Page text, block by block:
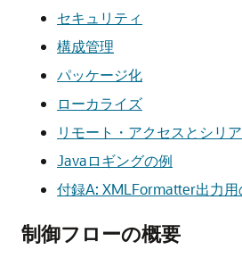
セキュリティ
構成管理
パッケージ化
ローカライズ
リモート・アクセスとシリ
Javaロギングの例
付録A: XMLFormatter出力用
制御フローの概要